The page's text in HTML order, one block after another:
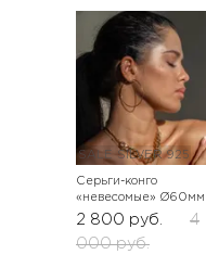
SALE SILVER 925
Серьги-конго
«невесомые» Ø60мм
2 800 руб.
4
000 руб.